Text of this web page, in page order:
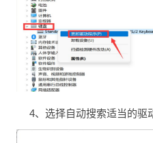
4、选择自动搜索适当的驱